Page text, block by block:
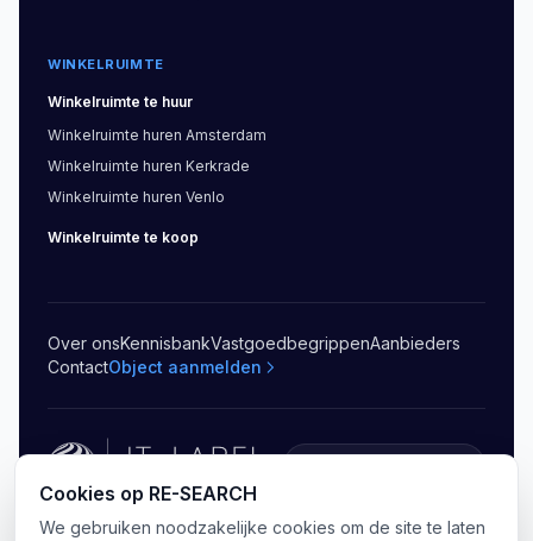
WINKELRUIMTE
Winkelruimte te huur
Winkelruimte huren Amsterdam
Winkelruimte huren Kerkrade
Winkelruimte huren Venlo
Winkelruimte te koop
Over onsKennisbankVastgoedbegrippenAanbieders
ContactObject aanmelden
© 2026 RE-SEARCH B.V. .Alle rechten voorbehouden
Cookies op RE-SEARCH
We gebruiken noodzakelijke cookies om de site te laten